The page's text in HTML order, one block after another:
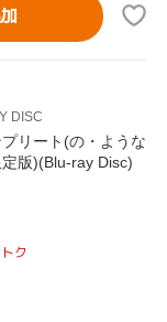
DISC
リート(の・ような
版)(Blu-ray Disc)
ク